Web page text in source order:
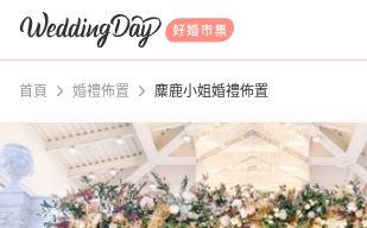
WeddingDay 好婚市集
首頁 婚禮佈置 麋鹿小姐婚禮佈置